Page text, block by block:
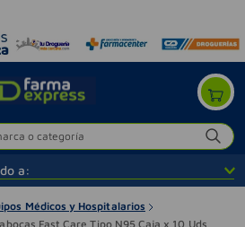
o categoría
a:
Médicos y Hospitalarios
Fast Care Tipo N95 Caja x 10 Uds